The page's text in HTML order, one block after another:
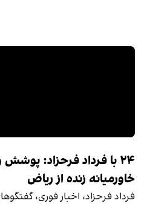
۲۴ با فرداد فرحزاد:
خاورمیانه زنده از ریاض
فرداد فرحزاد، اخبار فوری،